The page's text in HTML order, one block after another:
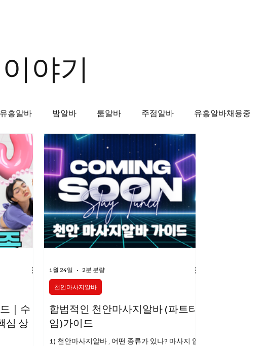
야기
유흥알바 밤알바 룸알바 주점알바 유흥알바채용중
바 마사지구인 태국마사지
신도림스웨디시알바 마사지알바 마사지구인
｜수
심 상
합법적인 천안마사지알바 (파트타
임)가이드
1) 천안마사지알바 , 어떤 종류가 있나? 마사지 업
천안마사지알바
1월 24일 2분 분량